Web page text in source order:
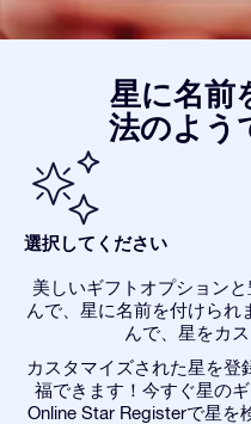
星に名前
法のよう
選択してください
美しいギフトオプション
んで、星に名前を付けられ
んで、星をカ
カスタマイズされた星を登
福できます！今すぐ星の
Online Star Registerで星を